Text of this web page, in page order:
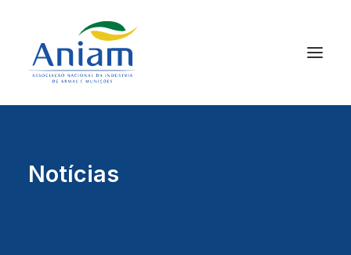
Notícias